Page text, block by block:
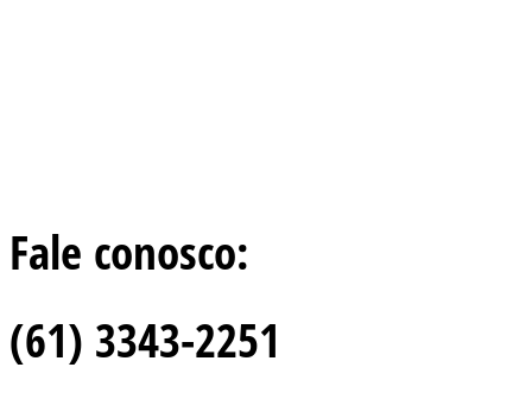
Fale conosco:
(61) 3343-2251